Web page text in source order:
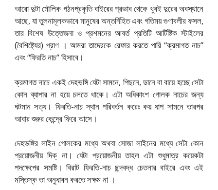
আরো দুটা মৌলিক গঠনপ্রকৃতি বাইরের প্রভাব থেকে খুবই দুরের অবস্থানে
আছে, যা তুলনামূলকভাবে মানুষের অন্তর্নিহিত এবং গতিময় গুণাবলীর ফসল,
তার বিশেষ উত্তেজনা ও প্রশমনের আবর্ত প্রতিটি আর্টিষ্টিক স্টাইলের
(বৈশিষ্ট্যের) প্রাণ । আমরা তাদেরকে রেফার করতে পারি “ক্রমাগত নাচ”
এবং “ফিরতি নাচ” হিসাবে।
ক্রমাগত নাচে একই দেহভঙ্গি যেটা সামনে, পিছনে, ডানে বা বায়ে হচ্ছে সেটা
কোন ব্যাপার না হয়ে চলতে থাকে। এটা অধিকাংশ গোলক নাচের জন্য
ঘটমান সত্য। ফিরতি-নাচ স্থান পরিবর্তন করেঃ কয় ধাপ সামনে তারপর
আবার শুরুর কেন্দ্রে ফিরে আসে।
দেহভঙ্গির লাইন গোলকের মধ্যে অথবা সোজা লাইনের মধ্যে সেটা কোন
প্রয়োজনীয় দিক্ না। যেটা প্রয়োজনীয় তাহল এটা শুধুমাত্র কয়েকটা
পদক্ষেপের সমষ্টি। বিরাট ফিরতি-নাচ ছন্দবদ্ধ চেতনার বাইরে এবং এই
মস্তিস্ক তা অনুধাবন করতে সক্ষম না ।